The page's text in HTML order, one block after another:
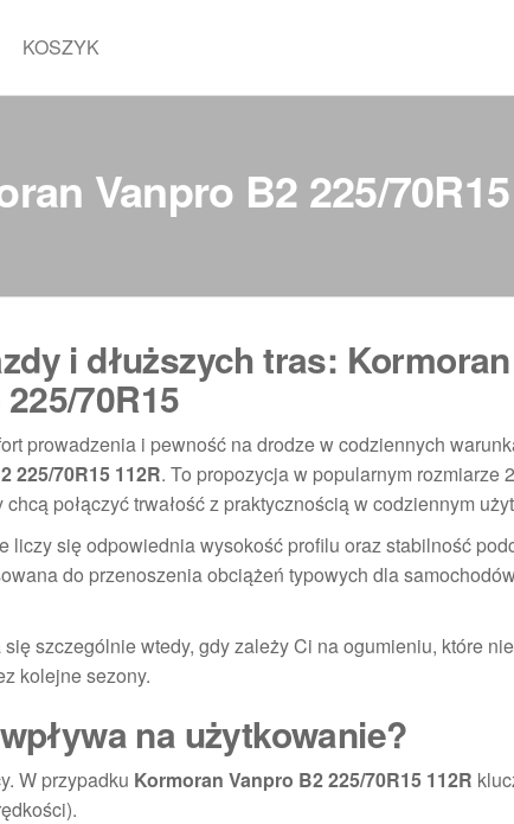
KOSZYK
Vanpro B2 225/
i dłuższych tras: Kormoran
70R15
prowadzenia i pewność na drodze w codziennych
225/70R15 112R. To propozycja w popularnym rozmiarze
połączyć trwałość z praktycznością w codziennym
się odpowiednia wysokość profilu oraz stabilność
do przenoszenia obciążeń typowych dla
szczególnie wtedy, gdy zależy Ci na ogumieniu, które
kolejne sezony.
na użytkowanie?
W przypadku Kormoran Vanpro B2 225/70R15 112R